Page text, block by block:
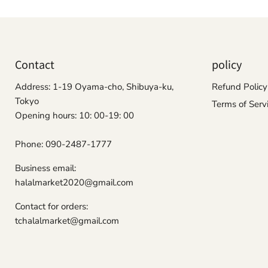
Contact
Address: 1-19 Oyama-cho, Shibuya-ku,
Tokyo
Opening hours: 10: 00-19: 00
Phone: 090-2487-1777
Business email:
halalmarket2020@gmail.com
Contact for orders:
tchalalmarket@gmail.com
policy
Refund Policy
Terms of